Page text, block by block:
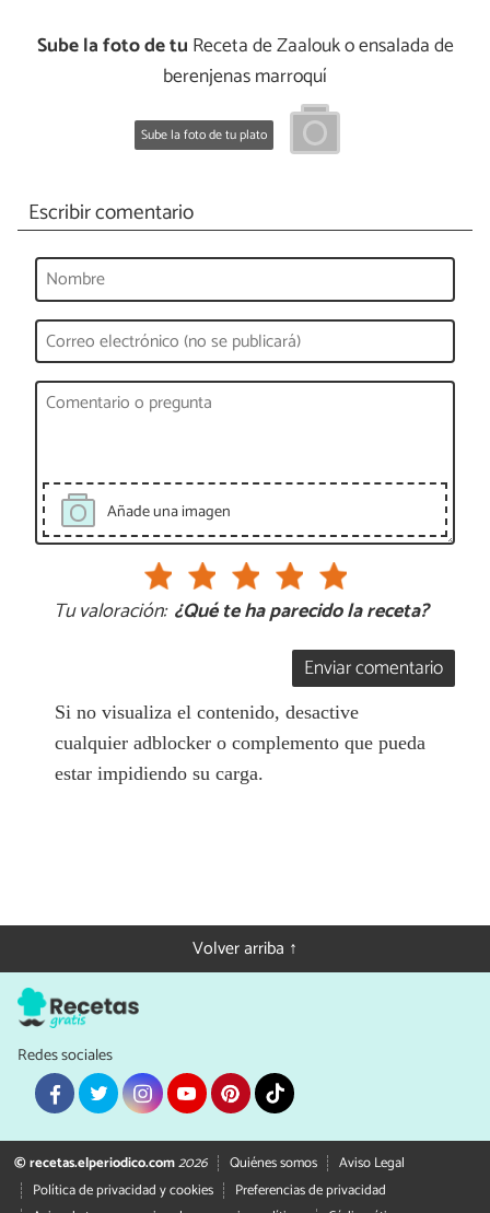
Sube la foto de tu Receta de Zaalouk o ensalada de
berenjenas marroquí
Sube la foto de tu plato
Escribir comentario
Añade una imagen
Tu valoración: ¿Qué te ha parecido la receta?
Enviar comentario
Si no visualiza el contenido, desactive
cualquier adblocker o complemento que pueda
estar impidiendo su carga.
Volver arriba ↑
Redes sociales
© recetas.elperiodico.com2026 Quiénes somos
Aviso Legal
Política de privacidad y cookies
Preferencias de privacidad